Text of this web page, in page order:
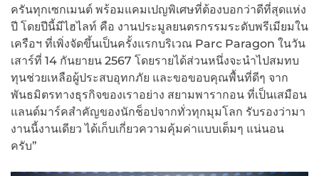
ครันทุกเซกเมนต์ พร้อมแคมเปญพิเศษที่ต้องบอกว่าดีที่สุดแห่ง
ปี โดยปีนี้มีไฮไลท์ คือ งานประมูลยนตรกรรมระดับพรีเมียมใน
เครือฯ ที่เพิ่งจัดขึ้นเป็นครั้งแรกบริเวณ Parc Paragon ในวัน
เสาร์ที่ 14 กันยายน 2567 โดยรายได้ส่วนหนึ่งจะนำไปสมทบ
ทุนช่วยเหลือผู้ประสบอุทกภัย และขอขอบคุณพื้นที่ดีๆ จาก
พันธมิตรทางธุรกิจของเราอย่าง สยามพารากอน ที่เป็นเสมือน
แลนด์มาร์คสำคัญของนักช็อปจากทั่วทุกมุมโลก รับรองว่ามา
งานนี้งานเดียว ได้เก็บเกี่ยวความคุ้มค่าแบบเต็มๆ แน่นอน
ครับ”